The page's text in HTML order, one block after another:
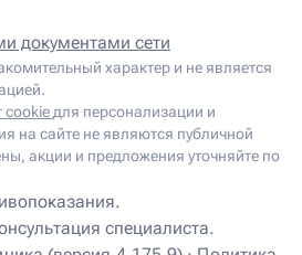
документами сети
характер и не является
cookie для персонализации и
на сайте не являются публичной
акции и предложения уточняйте по
специалиста.